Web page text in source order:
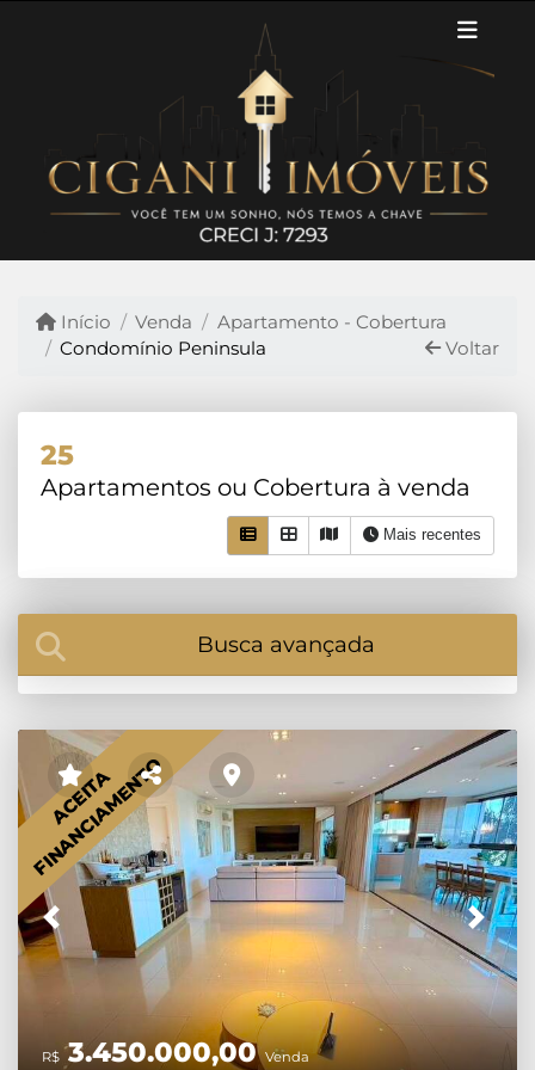
Início Venda
Apartamento - Cobertura
Condomínio Peninsula
Voltar
25
Apartamentos ou Cobertura à venda
Mais recentes
Busca avançada
Previous Next
ACEITA
FINANCIAMENTO
R$ 3.450.000,00Venda